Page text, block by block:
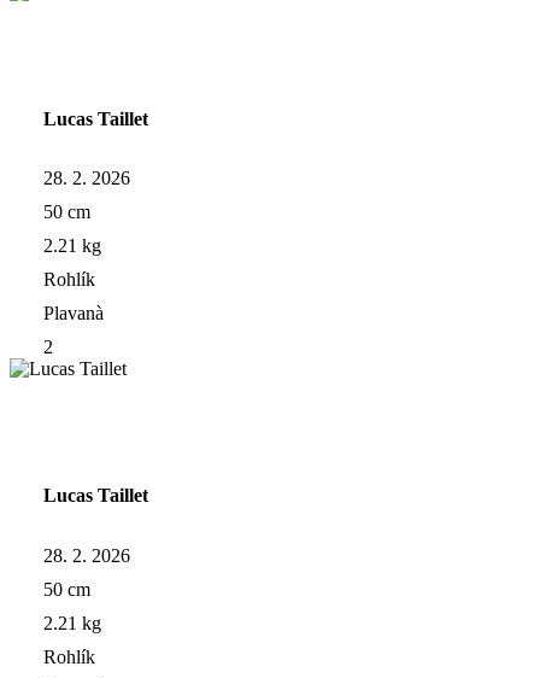
Lucas Taillet
28. 2. 2026
50 cm
2.21 kg
Rohlík
Plavanà
2
Lucas Taillet
28. 2. 2026
50 cm
2.21 kg
Rohlík